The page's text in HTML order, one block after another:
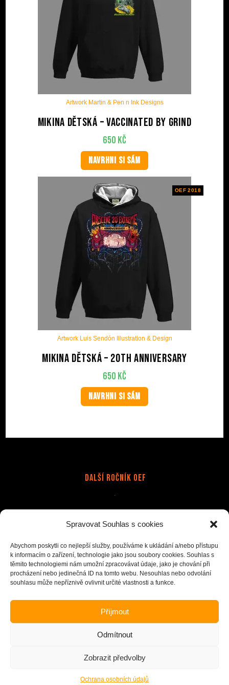
Spravovat Souhlas s cookies
Abychom poskytli co nejlepší služby, používáme k ukládání a/nebo přístupu
k informacím o zařízení, technologie jako jsou soubory cookies. Souhlas s
těmito technologiemi nám umožní zpracovávat údaje, jako je chování při
procházení nebo jedinečná ID na tomto webu. Nesouhlas nebo odvolání
souhlasu může nepříznivě ovlivnit určité vlastnosti a funkce.
Příjmout
Odmítnout
Zobrazit předvolby
Ochrana osobních údajů
Artwork Martin & Pen n Ink Designs
Mikina dětská – Vaccinated by Grind
650 Kč
NAVRHNI SI SÁM
OEF 2018
Artwork Luis Sendón Illustration & Design
Mikina dětská – 20th anniversary
650 Kč
NAVRHNI SI SÁM
Další Ročník OEF
Obchodní podmínkyOchrana osobních údajů(GDPR)
ReklamaceTisk na přání
new
in
newnew
OBSCENE EXTREME - Design and Powered
Scheinherr
Vyzvednutí na festivalu Brutal Assault 5.-8.8. 2026,
stánek Extreme print (u KAL stage).
stánek Obscene Extreme merche.